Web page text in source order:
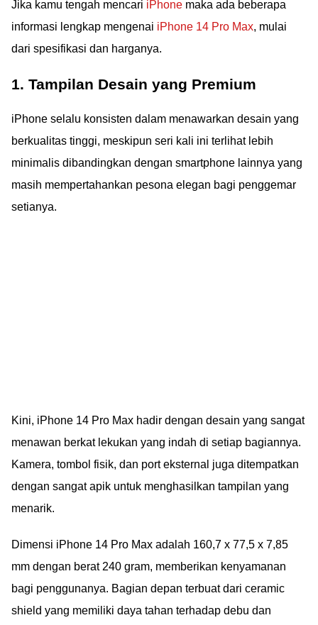
Jika kamu tengah mencari iPhone maka ada beberapa
informasi lengkap mengenai iPhone 14 Pro Max, mulai
dari spesifikasi dan harganya.
1. Tampilan Desain yang Premium
iPhone selalu konsisten dalam menawarkan desain yang
berkualitas tinggi, meskipun seri kali ini terlihat lebih
minimalis dibandingkan dengan smartphone lainnya yang
masih mempertahankan pesona elegan bagi penggemar
setianya.
Kini, iPhone 14 Pro Max hadir dengan desain yang sangat
menawan berkat lekukan yang indah di setiap bagiannya.
Kamera, tombol fisik, dan port eksternal juga ditempatkan
dengan sangat apik untuk menghasilkan tampilan yang
menarik.
Dimensi iPhone 14 Pro Max adalah 160,7 x 77,5 x 7,85
mm dengan berat 240 gram, memberikan kenyamanan
bagi penggunanya. Bagian depan terbuat dari ceramic
shield yang memiliki daya tahan terhadap debu dan